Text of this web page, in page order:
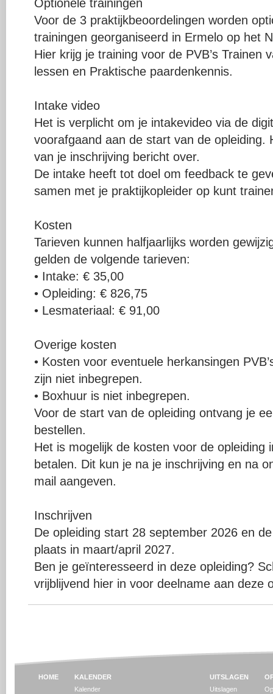
Optionele trainingen
Voor de 3 praktijkbeoordelingen worden
trainingen georganiseerd in Ermelo op het
Hier krijg je training voor de PVB’s Trainen
lessen en Praktische paardenkennis.
Intake video
Het is verplicht om je intakevideo via de
voorafgaand aan de start van de opleiding.
van je inschrijving bericht over.
De intake heeft tot doel om feedback te
samen met je praktijkopleider op kunt
Kosten
Tarieven kunnen halfjaarlijks worden
gelden de volgende tarieven:
• Intake: € 35,00
• Opleiding: € 826,75
• Lesmateriaal: € 91,00
Overige kosten
• Kosten voor eventuele herkansingen
zijn niet inbegrepen.
• Boxhuur is niet inbegrepen.
Voor de start van de opleiding ontvang je
bestellen.
Het is mogelijk de kosten voor de opleiding
betalen. Dit kun je na je inschrijving en na
mail aangeven.
Inschrijven
De opleiding start 28 september 2026 en
plaats in maart/april 2027.
Ben je geïnteresseerd in deze opleiding?
vrijblijvend hier in voor deelname aan deze
HOME
KALENDER
Kalender
UITSLAGEN
Uitslagen